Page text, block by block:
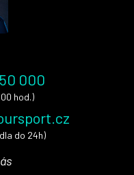
000
hod.)
do 24h)